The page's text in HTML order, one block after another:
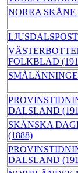
NORRA SKÅNE
FOLKBLAD
DALSLAND
SKÅNSKA
(1888)
DALSLAND